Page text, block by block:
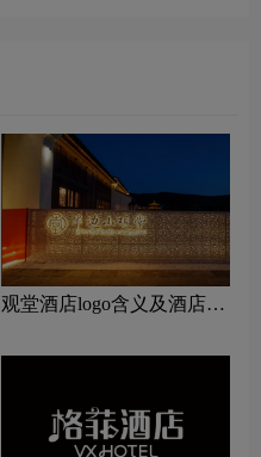
观堂酒店logo含义及酒店品